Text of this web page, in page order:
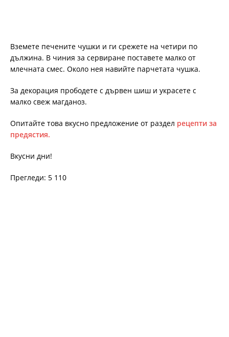
Вземете печените чушки и ги срежете на четири по
дължина. В чиния за сервиране поставете малко от
млечната смес. Около нея навийте парчетата чушка.
За декорация прободете с дървен шиш и украсете с
малко свеж магданоз.
Опитайте това вкусно предложение от раздел рецепти за
предястия.
Вкусни дни!
Прегледи: 5 110